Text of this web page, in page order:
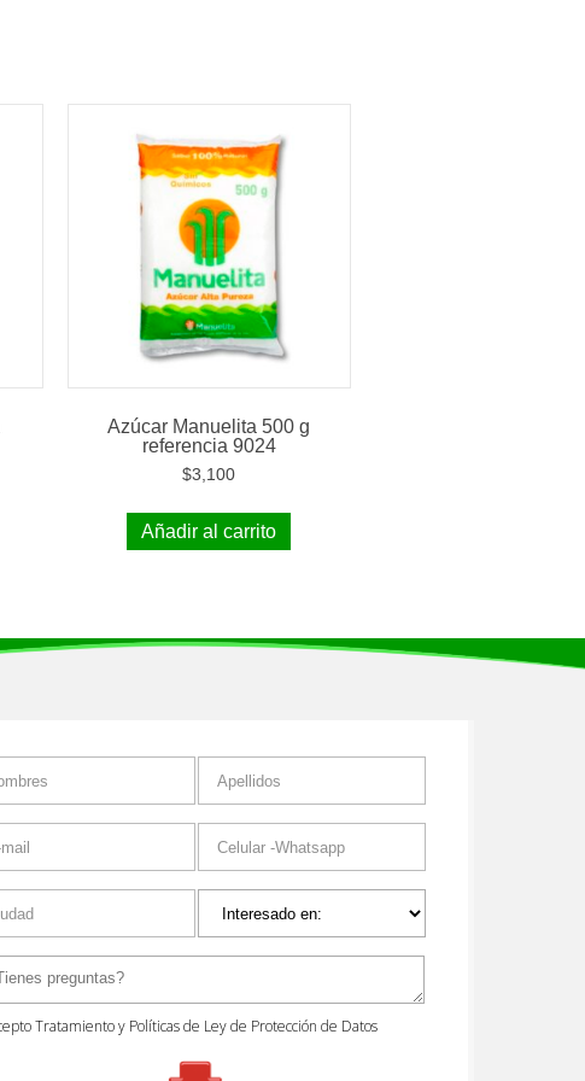
Azúcar Manuelita 500 g
referencia 9024
$3,100
Añadir al carrito